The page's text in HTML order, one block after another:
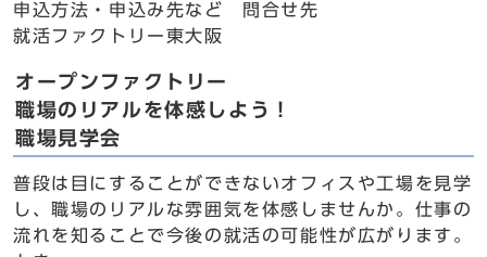
申込方法・申込み先など 問合せ先
就活ファクトリー東大阪
オープンファクトリー
職場のリアルを体感しよう！
職場見学会
普段は目にすることができないオフィスや工場を見学
し、職場のリアルな雰囲気を体感しませんか。仕事の
流れを知ることで今後の就活の可能性が広がります。